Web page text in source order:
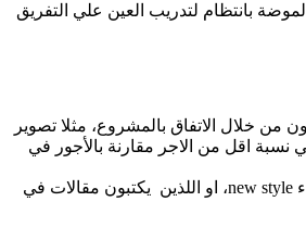
بانتظام لتدريب العين علي التفريق
خلال الاتفاق بالمشروع، مثلا تصوير
اقل من الاجر مقارنة بالأجور في
قد يعمل البعض لحسابهم الخاص سواء للتعامل مباشرة مع العميل او من خلال تقديم خبراتهم بشكل غير مباشر مثل الذين يعملون حصريا في تقديم اشكال جديدة للأزياء new style، او اللذين يكتبون مقالات في